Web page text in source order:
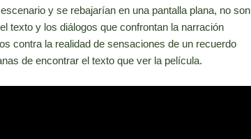
y se rebajarían en una pantalla plana, no son
texto y los diálogos que confrontan la narración
contra la realidad de sensaciones de un recuerdo
de encontrar el texto que ver la película.